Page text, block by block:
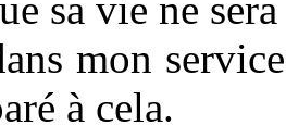
mon
à cela.